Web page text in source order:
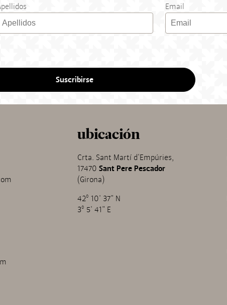
Email
Suscribirse
ubicación
Crta. Sant Martí d'Empúries,
17470 Sant Pere Pescador
(Girona)
42º 10' 37" N
3º 5' 41" E